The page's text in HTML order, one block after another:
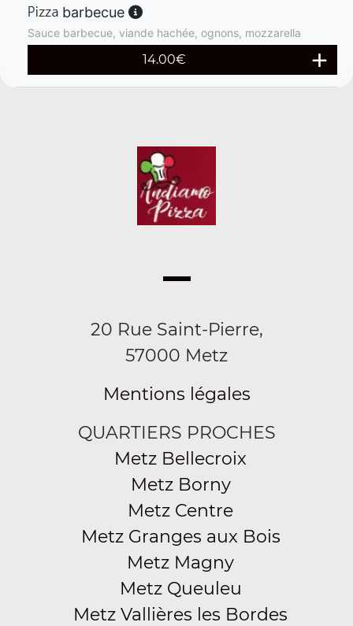
barbecue
Sauce barbecue, viande hachée, ognons, mozzarella
14.00€
20 Rue Saint-Pierre,
57000 Metz
Mentions légales
QUARTIERS PROCHES
Metz Bellecroix
Metz Borny
Metz Centre
Metz Granges aux Bois
Metz Magny
Metz Queuleu
Metz Vallières les Bordes